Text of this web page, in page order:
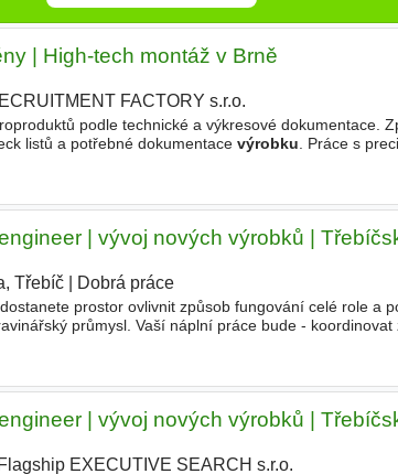
| High-tech montáž v Brně
FACTORY s.r.o.
podle technické a výkresové dokumentace.
listů a potřebné dokumentace výrobku. Práce s
| vývoj nových výrobků |
Třebíč| Dobrá práce
prostor ovlivnit způsob fungování celé role a
průmysl. Vaší náplní práce bude - koordinovat
| vývoj nových výrobků |
Flagship EXECUTIVE SEARCH s.r.o.